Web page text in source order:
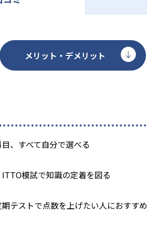
メリット・デメリット
、すべて自分で選べる
模試で知識の定着を図る
テストで点数を上げたい人におすすめ